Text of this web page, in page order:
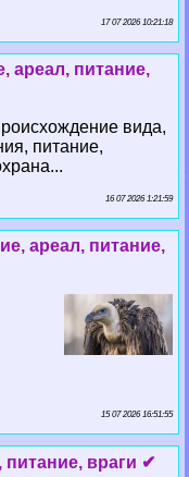
17 07 2026 10:21:18
ареал, питание,
вида,
питание,
16 07 2026 1:21:59
ареал, питание,
15 07 2026 16:51:55
враги ✔